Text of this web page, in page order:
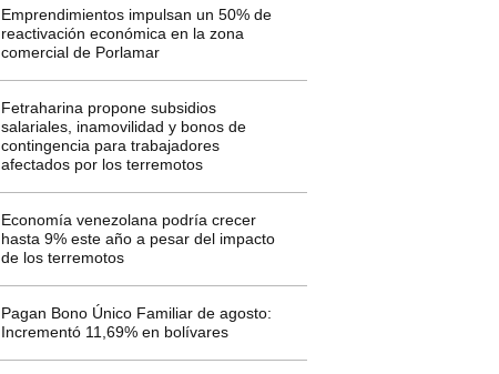
Emprendimientos impulsan un 50% de
reactivación económica en la zona
comercial de Porlamar
Fetraharina propone subsidios
salariales, inamovilidad y bonos de
contingencia para trabajadores
afectados por los terremotos
Economía venezolana podría crecer
hasta 9% este año a pesar del impacto
de los terremotos
Pagan Bono Único Familiar de agosto:
Incrementó 11,69% en bolívares